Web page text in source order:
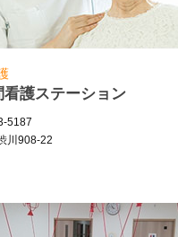
看護ステーション
5187
川908-22